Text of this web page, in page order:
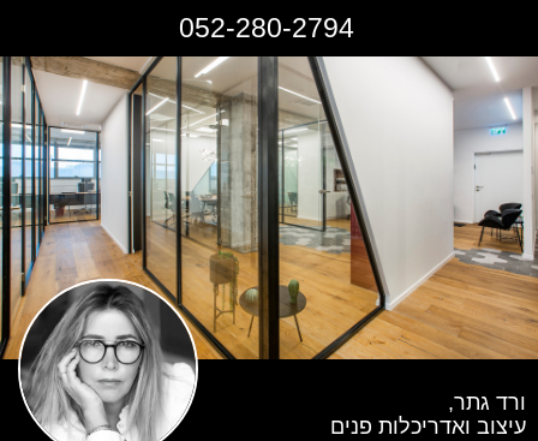
052-280-2794
ורד גתר,
עיצוב ואדריכלות פנים